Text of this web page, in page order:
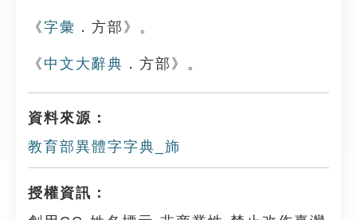
《字彙 ．方部》。
《 中文大辭典 ．方部》。
資料來源：
教育部異體字字典_斾
授權資訊：